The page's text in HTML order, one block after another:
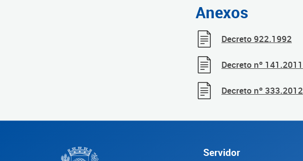
Anexos
Decreto 922.1992
Decreto nº 141.2011
Decreto nº 333.2012
Servidor